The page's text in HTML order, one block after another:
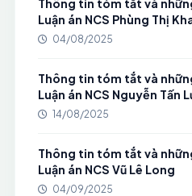
Thông tin tóm tắt và
Luận án NCS Phùng Thị
04/08/2025
Thông tin tóm tắt và
Luận án NCS Nguyễn Tấn
14/08/2025
Thông tin tóm tắt và
Luận án NCS Vũ Lê Long
04/09/2025